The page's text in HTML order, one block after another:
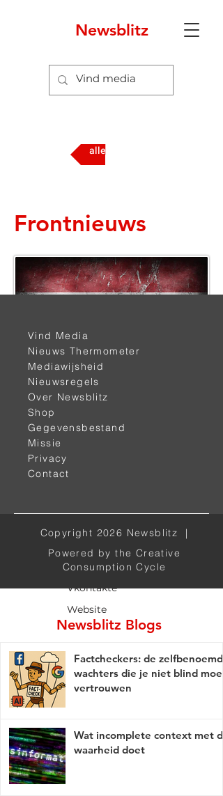
Newsblitz
alle media
Frontnieuws
< vorige
Telegram
Vkontakte
Website
Newsblitz Blogs
Factcheckers: de zelfbenoemde
wachters die je niet blind moet
vertrouwen
Wat incomplete context met de
waarheid doet
Vind Media
Nieuws Thermometer
Mediawijsheid
Nieuwsregels
Over Newsblitz
Shop
Gegevensbestand
Missie
Privacy
Contact
Copyright 2026 Newsblitz |
Powered by the Creative
Consumption Cycle